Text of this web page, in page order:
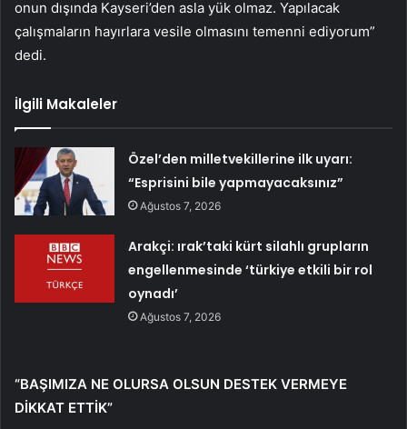
onun dışında Kayseri’den asla yük olmaz. Yapılacak
çalışmaların hayırlara vesile olmasını temenni ediyorum”
dedi.
İlgili Makaleler
Özel’den milletvekillerine ilk uyarı:
“Esprisini bile yapmayacaksınız”
Ağustos 7, 2026
Arakçi: ırak’taki kürt silahlı grupların
engellenmesinde ‘türkiye etkili bir rol
oynadı’
Ağustos 7, 2026
“BAŞIMIZA NE OLURSA OLSUN DESTEK VERMEYE
DİKKAT ETTİK”